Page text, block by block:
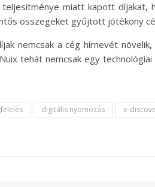
teljesítménye miatt kapott
összegeket gyűjtött jótékony
nemcsak a cég hírnevét
tehát nemcsak egy
digitális nyomozás e-